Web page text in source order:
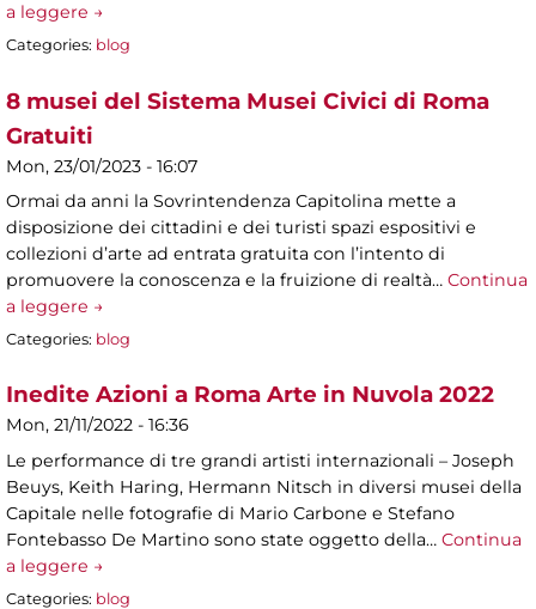
a leggere →
Categories: blog
8 musei del Sistema Musei Civici di Roma
Gratuiti
Mon, 23/01/2023 - 16:07
Ormai da anni la Sovrintendenza Capitolina mette a
disposizione dei cittadini e dei turisti spazi espositivi e
collezioni d’arte ad entrata gratuita con l’intento di
promuovere la conoscenza e la fruizione di realtà… Continua
a leggere →
Categories: blog
Inedite Azioni a Roma Arte in Nuvola 2022
Mon, 21/11/2022 - 16:36
Le performance di tre grandi artisti internazionali – Joseph
Beuys, Keith Haring, Hermann Nitsch in diversi musei della
Capitale nelle fotografie di Mario Carbone e Stefano
Fontebasso De Martino sono state oggetto della… Continua
a leggere →
Categories: blog